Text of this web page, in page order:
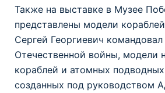
Также на выставке в Музее
представлены модели
Сергей Георгиевич
Отечественной войны, модели
кораблей и атомных
созданных под руководством